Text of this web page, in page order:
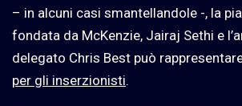
– in alcuni casi smantellandole -, la
fondata da McKenzie, Jairaj Sethi e
delegato Chris Best può
per gli inserzionisti.